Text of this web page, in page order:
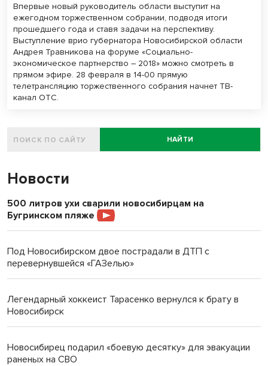
Впервые новый руководитель области выступит на
ежегодном торжественном собрании, подводя итоги
прошедшего года и ставя задачи на перспективу.
Выступление врио губернатора Новосибирской области
Андрея Травникова на форуме «Социально-
экономическое партнерство – 2018» можно смотреть в
прямом эфире. 28 февраля в 14-00 прямую
телетрансляцию торжественного собрания начнет ТВ-
канал ОТС.
НАЙТИ
Новости
500 литров ухи сварили новосибирцам на
Бугринском пляже
Под Новосибирском двое пострадали в ДТП с
перевернувшейся «ГАЗелью»
Легендарный хоккеист Тарасенко вернулся к брату в
Новосибирск
Новосибирец подарил «боевую десятку» для эвакуации
раненых на СВО